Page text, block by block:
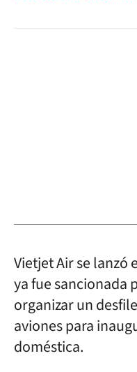
Vietjet Air se lanzó
ya fue sancionada
organizar un
aviones para
doméstica.